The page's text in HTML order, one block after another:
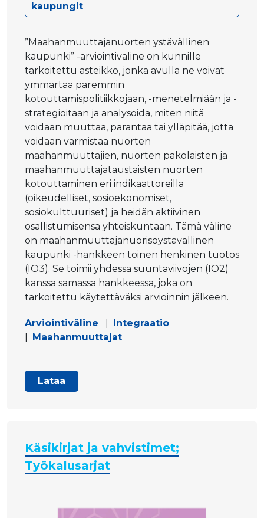
kaupungit
”Maahanmuuttajanuorten ystävällinen
kaupunki” -arviointiväline on kunnille
tarkoitettu asteikko, jonka avulla ne voivat
ymmärtää paremmin
kotouttamispolitiikkojaan, -menetelmiään ja -
strategioitaan ja analysoida, miten niitä
voidaan muuttaa, parantaa tai ylläpitää, jotta
voidaan varmistaa nuorten
maahanmuuttajien, nuorten pakolaisten ja
maahanmuuttajataustaisten nuorten
kotouttaminen eri indikaattoreilla
(oikeudelliset, sosioekonomiset,
sosiokulttuuriset) ja heidän aktiivinen
osallistumisensa yhteiskuntaan. Tämä väline
on maahanmuuttajanuorisoystävällinen
kaupunki -hankkeen toinen henkinen tuotos
(IO3). Se toimii yhdessä suuntaviivojen (IO2)
kanssa samassa hankkeessa, joka on
tarkoitettu käytettäväksi arvioinnin jälkeen.
Arviointiväline
Integraatio
Maahanmuuttajat
Lataa
Käsikirjat ja vahvistimet;
Työkalusarjat